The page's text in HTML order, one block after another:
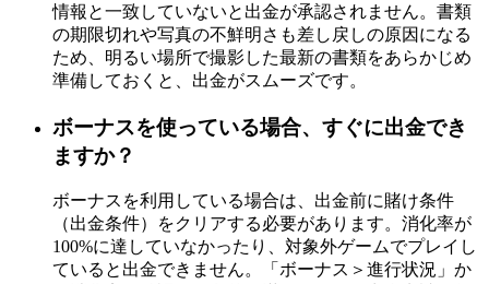
情報と一致していないと出金が承認されません。書類
の期限切れや写真の不鮮明さも差し戻しの原因になる
ため、明るい場所で撮影した最新の書類をあらかじめ
準備しておくと、出金がスムーズです。
ボーナスを使っている場合、すぐに出金でき
ますか？
ボーナスを利用している場合は、出金前に賭け条件
（出金条件）をクリアする必要があります。消化率が
100%に達していなかったり、対象外ゲームでプレイし
ていると出金できません。「ボーナス＞進行状況」か